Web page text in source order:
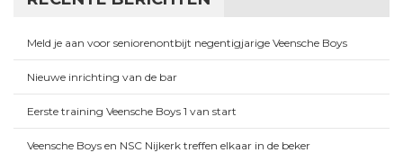
Meld je aan voor seniorenontbijt negentigjarige Veensche Boys
Nieuwe inrichting van de bar
Eerste training Veensche Boys 1 van start
Veensche Boys en NSC Nijkerk treffen elkaar in de beker